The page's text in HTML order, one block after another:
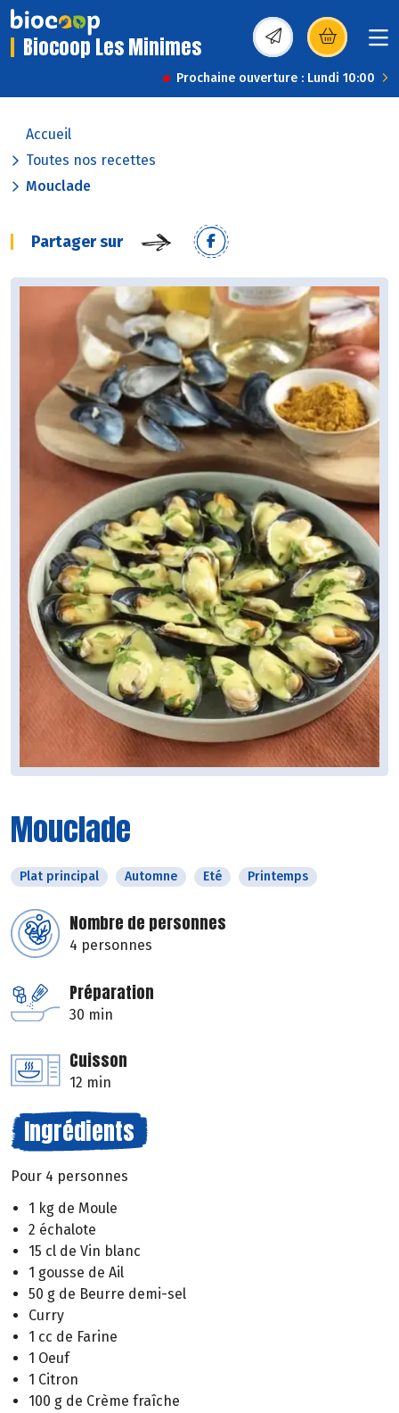
Biocoop Les Minimes (s’ouvre dans une
Prochaine ouverture : Lundi 10:00
Accueil
Toutes nos recettes
Mouclade
Partager sur
Mouclade
Plat principal Automne Eté Printemps
Nombre de personnes
4 personnes
Préparation
30 min
Cuisson
12 min
Ingrédients
Pour 4 personnes
1 kg de Moule
2 échalote
15 cl de Vin blanc
1 gousse de Ail
50 g de Beurre demi-sel
Curry
1 cc de Farine
1 Oeuf
1 Citron
100 g de Crème fraîche